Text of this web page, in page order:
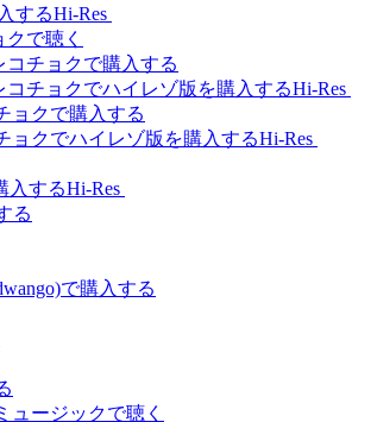
Hi-Res
Hi-Res
Hi-Res
Hi-Res